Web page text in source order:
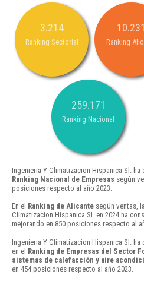
3.214
Ranking Sectorial
10.231
Ranking
259.171
Ranking Nacional
Ingenieria Y Climatizacion Hispanica Sl.
Ranking Nacional de Empresas según
posiciones respecto al año 2023.
En el Ranking de Alicante según ventas,
Climatizacion Hispanica Sl. en 2024 ha
mejorando en 850 posiciones respecto al
Ingenieria Y Climatizacion Hispanica Sl.
en el Ranking de Empresas del Sector
sistemas de calefacción y aire
en 454 posiciones respecto al año 2023.